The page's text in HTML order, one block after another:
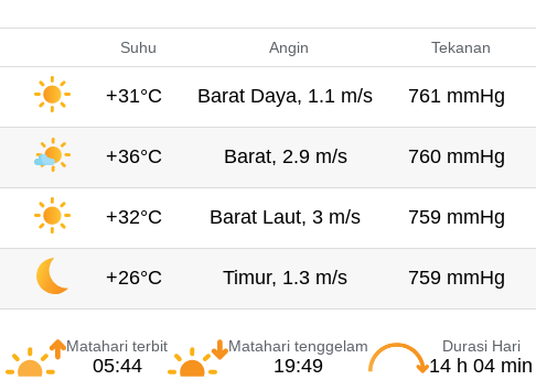
Suhu Angin Tekanan
+31°C Barat Daya, 1.1 m/s 761 mmHg
+36°C Barat, 2.9 m/s 760 mmHg
+32°C Barat Laut, 3 m/s 759 mmHg
+26°C Timur, 1.3 m/s 759 mmHg
Matahari terbit
05:44
Matahari tenggelam
19:49
Durasi Hari
14 h 04 min